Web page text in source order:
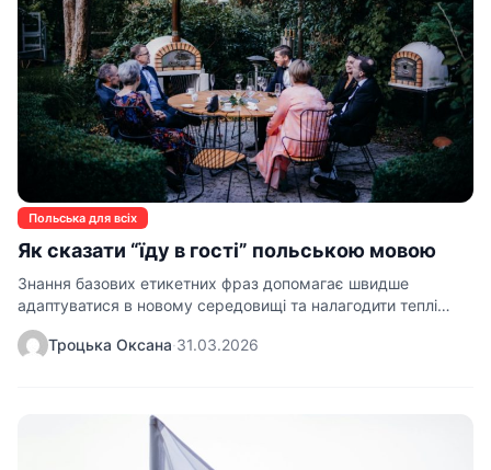
Польська для всіх
Як сказати “їду в гості” польською мовою
Знання базових етикетних фраз допомагає швидше
адаптуватися в новому середовищі та налагодити теплі
стосунки з оточенням.…
Троцька Оксана·31.03.2026